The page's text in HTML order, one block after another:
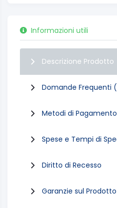
Informazioni utili
Descrizione Prodotto
Domande Frequenti
Metodi di Pagamento
Spese e Tempi di
Diritto di Recesso
Garanzie sul Prodotto